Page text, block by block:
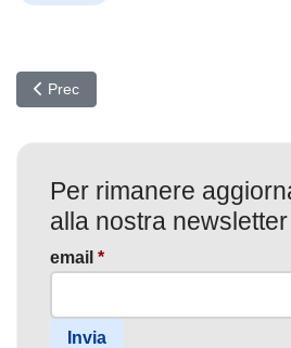
Articolo precedente: Triofox sotto
Prec
Per rimanere
alla nostra newsletter
email *
Invia